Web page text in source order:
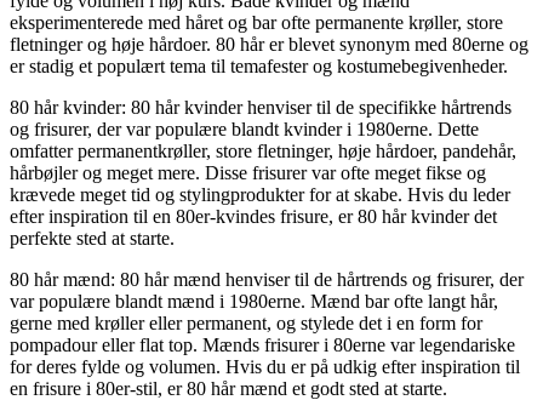
eksperimenterede med håret og bar ofte permanente krøller, store
fletninger og høje hårdoer. 80 hår er blevet synonym med 80erne og
er stadig et populært tema til temafester og kostumebegivenheder.
80 hår kvinder: 80 hår kvinder henviser til de specifikke hårtrends
og frisurer, der var populære blandt kvinder i 1980erne. Dette
omfatter permanentkrøller, store fletninger, høje hårdoer, pandehår,
hårbøjler og meget mere. Disse frisurer var ofte meget fikse og
krævede meget tid og stylingprodukter for at skabe. Hvis du leder
efter inspiration til en 80er-kvindes frisure, er 80 hår kvinder det
perfekte sted at starte.
80 hår mænd: 80 hår mænd henviser til de hårtrends og frisurer, der
var populære blandt mænd i 1980erne. Mænd bar ofte langt hår,
gerne med krøller eller permanent, og stylede det i en form for
pompadour eller flat top. Mænds frisurer i 80erne var legendariske
for deres fylde og volumen. Hvis du er på udkig efter inspiration til
en frisure i 80er-stil, er 80 hår mænd et godt sted at starte.